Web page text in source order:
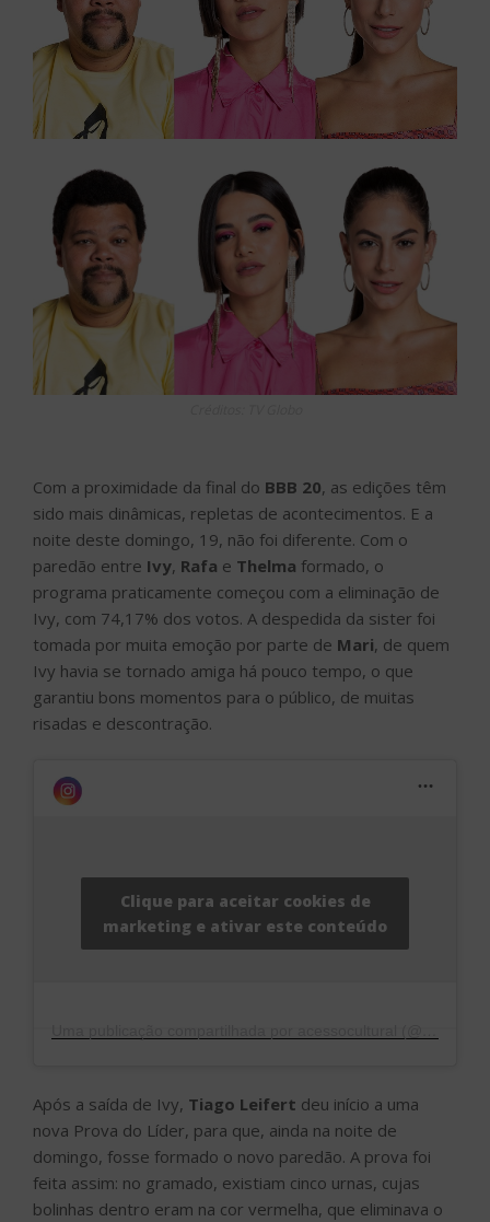
Com a proximidade da final do BBB 20, as edições têm
sido mais dinâmicas, repletas de acontecimentos. E a
noite deste domingo, 19, não foi diferente. Com o
paredão entre Ivy, Rafa e Thelma formado, o
programa praticamente começou com a eliminação de
Ivy, com 74,17% dos votos. A despedida da sister foi
tomada por muita emoção por parte de Mari, de quem
Ivy havia se tornado amiga há pouco tempo, o que
garantiu bons momentos para o público, de muitas
risadas e descontração.
Clique para aceitar cookies de
marketing e ativar este conteúdo
Após a saída de Ivy, Tiago Leifert deu início a uma
nova Prova do Líder, para que, ainda na noite de
domingo, fosse formado o novo paredão. A prova foi
feita assim: no gramado, existiam cinco urnas, cujas
bolinhas dentro eram na cor vermelha, que eliminava o